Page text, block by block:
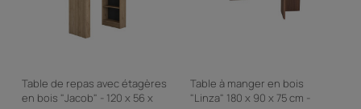
Table de repas avec étagères
en bois "Jacob" - 120 x 56 x
Table à manger en bois
"Linza" 180 x 90 x 75 cm -